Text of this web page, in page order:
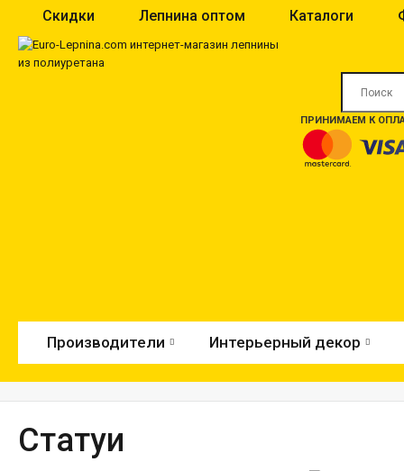
Скидки Лепнина оптом Каталоги
ПРИНИМАЕМ К
Производители Интерьерный декор
Статуи